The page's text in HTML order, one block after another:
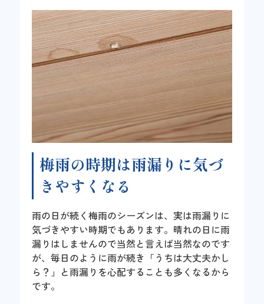
梅雨の時期は雨漏りに気づ
きやすくなる
雨の日が続く梅雨のシーズンは、実は雨漏りに
気づきやすい時期でもあります。晴れの日に雨
漏りはしませんので当然と言えば当然なのです
が、毎日のように雨が続き「うちは大丈夫かし
ら？」と雨漏りを心配することも多くなるから
です。